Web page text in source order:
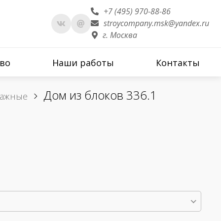
+7 (495) 970-88-86
stroycompany.msk@yandex.ru
г. Москва
Наши работы Контакты
Дом из блоков 336.1